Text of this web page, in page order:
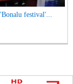
festival'...